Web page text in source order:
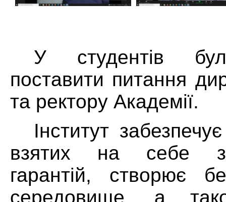
У студентів
поставити питання
та ректору Академії.
Інститут
взятих на себе
гарантій, створює
середовище, а